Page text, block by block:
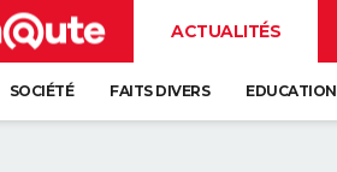
ACTUALITÉS
SOCIÉTÉ FAITS DIVERS EDUCATION